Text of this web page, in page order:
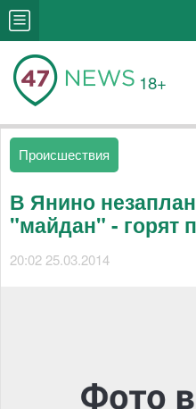
18+
Происшествия
В Янино
"майдан" - горят
20:02 25.03.2014